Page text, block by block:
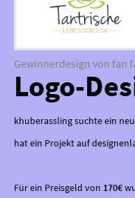
Gewinnerdesign von fan
Logo-
khuberassling suchte ein
hat ein Projekt auf
Für ein Preisgeld von 170€